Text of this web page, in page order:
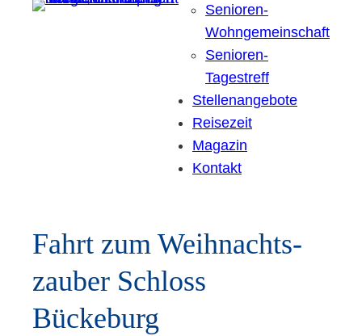
Senioren-
Wohngemeinschaft
Senioren-
Tagestreff
Stellenangebote
Reisezeit
Magazin
Kontakt
Fahrt zum Weih­nachts­
zau­ber Schloss
Bückeburg